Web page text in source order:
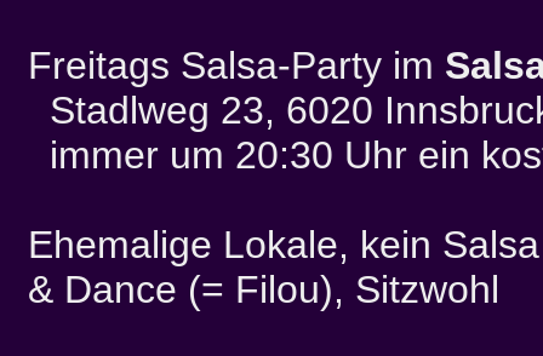
Freitags Salsa-Party im
Stadlweg 23, 6020
immer um 20:30 Uhr ein
Ehemalige Lokale, kein
& Dance (= Filou), Sitzwohl